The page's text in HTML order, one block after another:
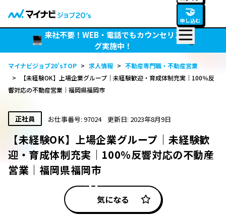
🤝
申し込む
来社不要！WEB・電話でもカウンセリン
グ実施中！
マイナビジョブ20’sTOP > 求人情報 > 不動産専門職・不動産営業
>
【未経験OK】上場企業グループ｜未経験歓迎・育成体制充実｜100％反
響対応の不動産営業｜福岡県福岡市
正社員 お仕事番号: 97024 更新日: 2023年8月9日
【未経験OK】上場企業グループ｜未経験歓
迎・育成体制充実｜100％反響対応の不動産
営業｜福岡県福岡市
気になる